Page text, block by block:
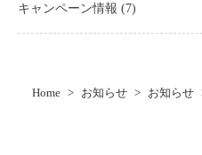
キャンペーン情報 (7)
Home お知らせ お知らせ